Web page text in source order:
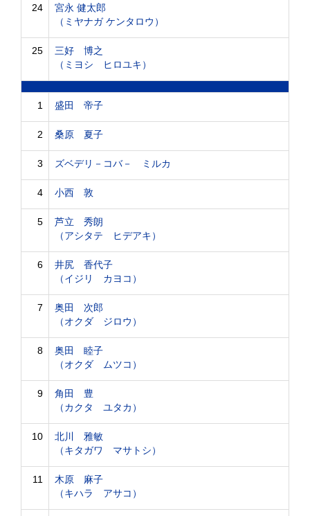
24
宮永 健太郎
（ミヤナガ ケンタロウ）
25
三好 博之
（ミヨシ ヒロユキ）
1 盛田 帝子
2 桑原 夏子
3 ズベデリ－コバ－ ミルカ
4 小西 敦
5
芦立 秀朗
（アシタテ ヒデアキ）
6
井尻 香代子
（イジリ カヨコ）
7
奥田 次郎
（オクダ ジロウ）
8
奥田 睦子
（オクダ ムツコ）
9
角田 豊
（カクタ ユタカ）
10
北川 雅敏
（キタガワ マサトシ）
11
木原 麻子
（キハラ アサコ）